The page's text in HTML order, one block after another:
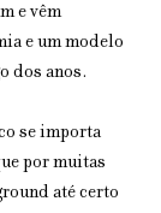
e vêm
e um modelo
dos anos.
se importa
por muitas
até certo